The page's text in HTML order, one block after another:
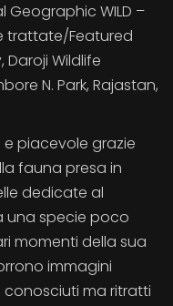
Geographic WILD –
trattate/Featured
Daroji Wildlife
N. Park, Rajastan,
piacevole grazie
fauna presa in
dedicate al
una specie poco
momenti della sua
immagini
conosciuti ma ritratti